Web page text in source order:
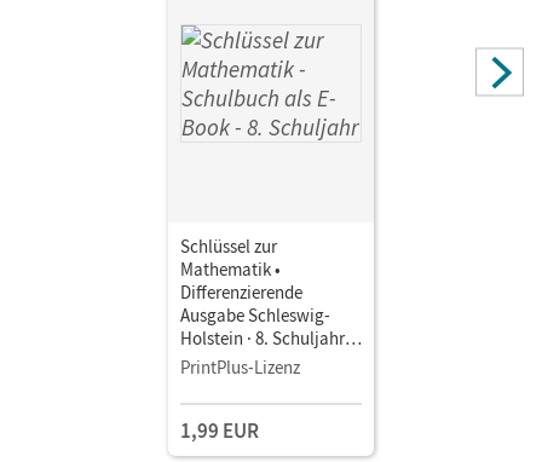
Schlüssel zur
Mathematik •
Differenzierende
Ausgabe Schleswig-
Holstein · 8. Schuljahr •
Schulbuch als E-Book
PrintPlus-Lizenz
1,99 EUR